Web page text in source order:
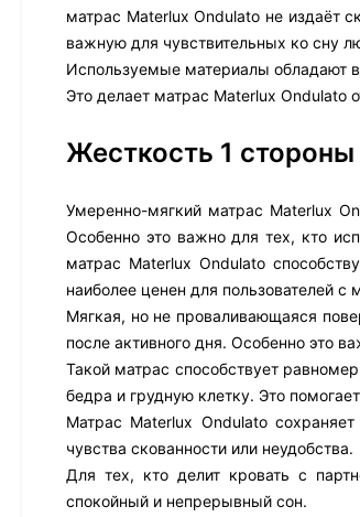
матрас Materlux Ondulato не издаёт
важную для чувствительных ко сну
Используемые материалы обладают
Это делает матрас Materlux Ondulato
Жесткость 1
Умеренно-мягкий матрас Materlux
Особенно это важно для тех, кто
матрас Materlux Ondulato
наиболее ценен для пользователей
Мягкая, но не проваливающаяся
после активного дня. Особенно это
Такой матрас способствует
бедра и грудную клетку. Это
Матрас Materlux Ondulato
чувства скованности или неудобства.
Для тех, кто делит кровать с
спокойный и непрерывный сон.